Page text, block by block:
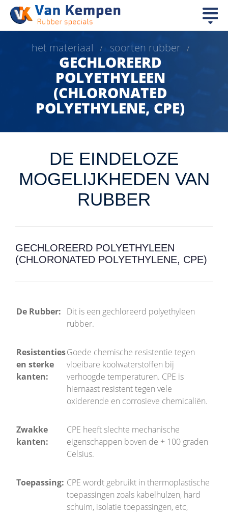
het materiaal / soorten rubber /
GECHLOREERD
POLYETHYLEEN
(CHLORONATED
POLYETHYLENE, CPE)
DE EINDELOZE
MOGELIJKHEDEN VAN
RUBBER
GECHLOREERD POLYETHYLEEN
(CHLORONATED POLYETHYLENE, CPE)
De Rubber: Dit is een gechloreerd polyethyleen
rubber.
Resistenties
en sterke
kanten:
Goede chemische resistentie tegen
vloeibare koolwaterstoffen bij
verhoogde temperaturen. CPE is
hiernaast resistent tegen vele
oxiderende en corrosieve chemicaliën.
Zwakke
kanten:
CPE heeft slechte mechanische
eigenschappen boven de + 100 graden
Celsius.
Toepassing: CPE wordt gebruikt in thermoplastische
toepassingen zoals kabelhulzen, hard
schuim, isolatie toepassingen, etc,